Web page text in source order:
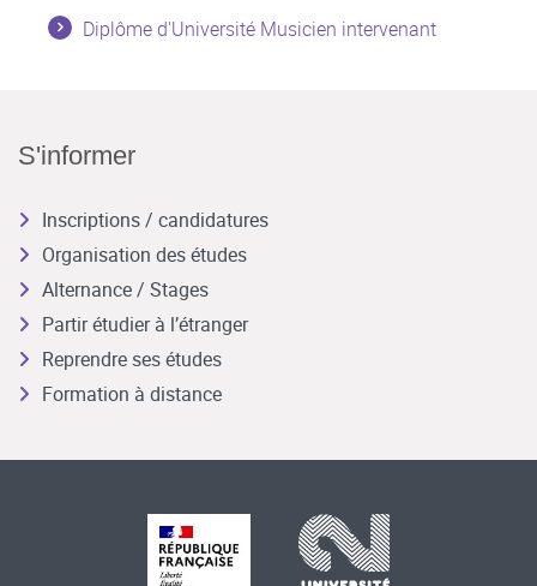
Diplôme d'Université Musicien intervenant
S'informer
Inscriptions / candidatures
Organisation des études
Alternance / Stages
Partir étudier à l’étranger
Reprendre ses études
Formation à distance